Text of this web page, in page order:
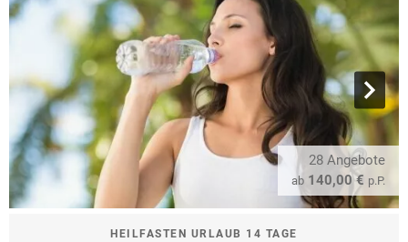
28 Angebote
ab 140,00 € p.P.
HEILFASTEN URLAUB 14 TAGE